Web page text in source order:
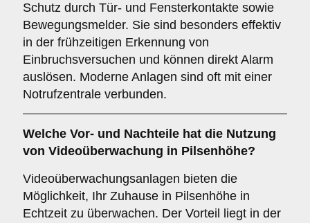
Schutz durch Tür- und Fensterkontakte sowie
Bewegungsmelder. Sie sind besonders effektiv
in der frühzeitigen Erkennung von
Einbruchsversuchen und können direkt Alarm
auslösen. Moderne Anlagen sind oft mit einer
Notrufzentrale verbunden.
Welche Vor- und Nachteile hat die Nutzung
von Videoüberwachung in Pilsenhöhe?
Videoüberwachungsanlagen bieten die
Möglichkeit, Ihr Zuhause in Pilsenhöhe in
Echtzeit zu überwachen. Der Vorteil liegt in der